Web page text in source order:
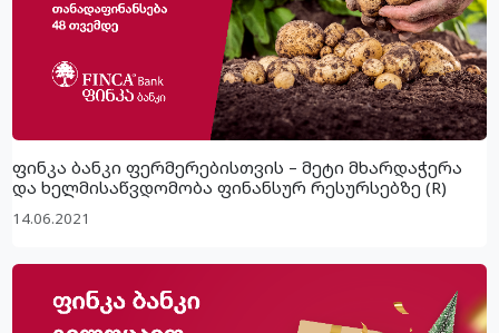
ფინკა ბანკი ფერმერებისთვის – მეტი მხარდაჭერა
და ხელმისაწვდომობა ფინანსურ რესურსებზე (R)
14.06.2021